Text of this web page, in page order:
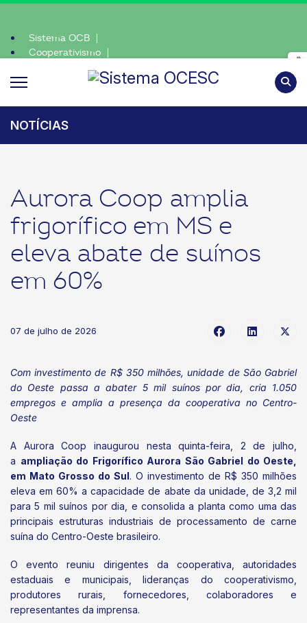
Sistema OCB
Cooperativismo
NOTÍCIAS
Aurora Coop amplia
frigorífico em MS e
eleva abate de suínos
em 60%
07 de julho de 2026
Com investimento de R$ 350 milhões, unidade de São Gabriel
do Oeste passa a abater 5 mil suínos por dia, cria 1.050
empregos e amplia a presença da cooperativa no Centro-
Oeste
A Aurora Coop inaugurou nesta quinta-feira, 2 de julho,
a ampliação do Frigorífico Aurora São Gabriel do Oeste,
em Mato Grosso do Sul. O investimento de R$ 350 milhões
eleva em 60% a capacidade de abate da unidade, de 3,2 mil
para 5 mil suínos por dia, e consolida a planta como uma das
principais estruturas industriais de processamento de carne
suína do Centro-Oeste brasileiro.
O evento reuniu dirigentes da cooperativa, autoridades
estaduais e municipais, lideranças do cooperativismo,
produtores rurais, fornecedores, colaboradores e
representantes da imprensa.